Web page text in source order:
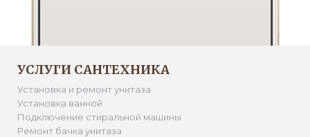
УСЛУГИ САНТЕХНИКА
Установка и ремонт унитаза
Установка ванной
Подключение стиральной машины
Ремонт бачка унитаза